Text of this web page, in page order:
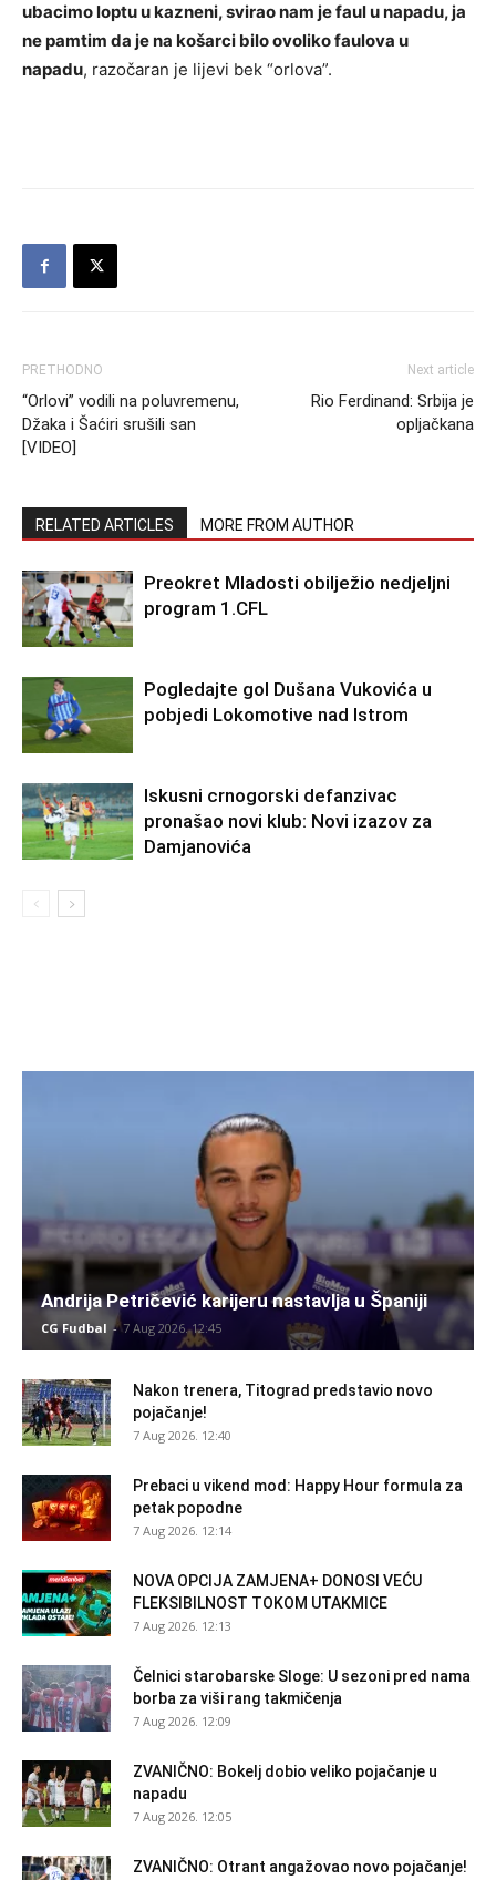
ubacimo loptu u kazneni, svirao nam je faul u napadu, ja
ne pamtim da je na košarci bilo ovoliko faulova u
napadu, razočaran je lijevi bek “orlova”.
PRETHODNO
“Orlovi” vodili na poluvremenu,
Džaka i Šaćiri srušili san
[VIDEO]
Next article
Rio Ferdinand: Srbija je
opljačkana
RELATED ARTICLES MORE FROM AUTHOR
Preokret Mladosti obilježio nedjeljni
program 1.CFL
Pogledajte gol Dušana Vukovića u
pobjedi Lokomotive nad Istrom
Iskusni crnogorski defanzivac
pronašao novi klub: Novi izazov za
Damjanovića
Andrija Petričević karijeru nastavlja u Španiji
CG Fudbal - 7 Aug 2026. 12:45
Nakon trenera, Titograd predstavio novo
pojačanje!
7 Aug 2026. 12:40
Prebaci u vikend mod: Happy Hour formula za
petak popodne
7 Aug 2026. 12:14
NOVA OPCIJA ZAMJENA+ DONOSI VEĆU
FLEKSIBILNOST TOKOM UTAKMICE
7 Aug 2026. 12:13
Čelnici starobarske Sloge: U sezoni pred nama
borba za viši rang takmičenja
7 Aug 2026. 12:09
ZVANIČNO: Bokelj dobio veliko pojačanje u
napadu
7 Aug 2026. 12:05
ZVANIČNO: Otrant angažovao novo pojačanje!